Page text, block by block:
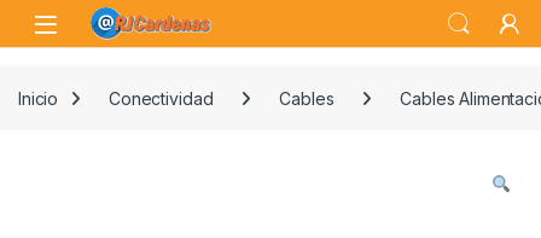
Skip to navigation
Skip to content
Open
Inicio Conectividad Cables Cables